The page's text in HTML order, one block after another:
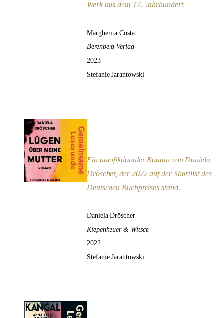
Werk aus dem 17. Jahrhundert.
Margherita Costa
Berenberg Verlag
2023
Stefanie Jarantowski
Ein autofiktionaler Roman von Daniela
Dröscher, der 2022 auf der Shortlist des
Deutschen Buchpreises stand.
Daniela Dröscher
Kiepenheuer & Witsch
2022
Stefanie Jarantowski